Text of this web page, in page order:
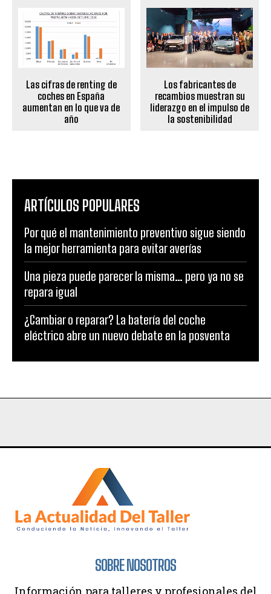
Las cifras de renting de
coches en España
aumentan en lo que va de
año
Los fabricantes de
recambios muestran su
liderazgo en el impulso de
la sostenibilidad
ARTÍCULOS POPULARES
Por qué el mantenimiento preventivo sigue siendo
la mejor herramienta para evitar averías
Una pieza puede parecer la misma… pero ya no se
repara igual
¿Cambiar o reparar? La batería del coche
eléctrico abre un nuevo debate en la posventa
SOBRE NOSOTROS
Información para talleres y profesionales del